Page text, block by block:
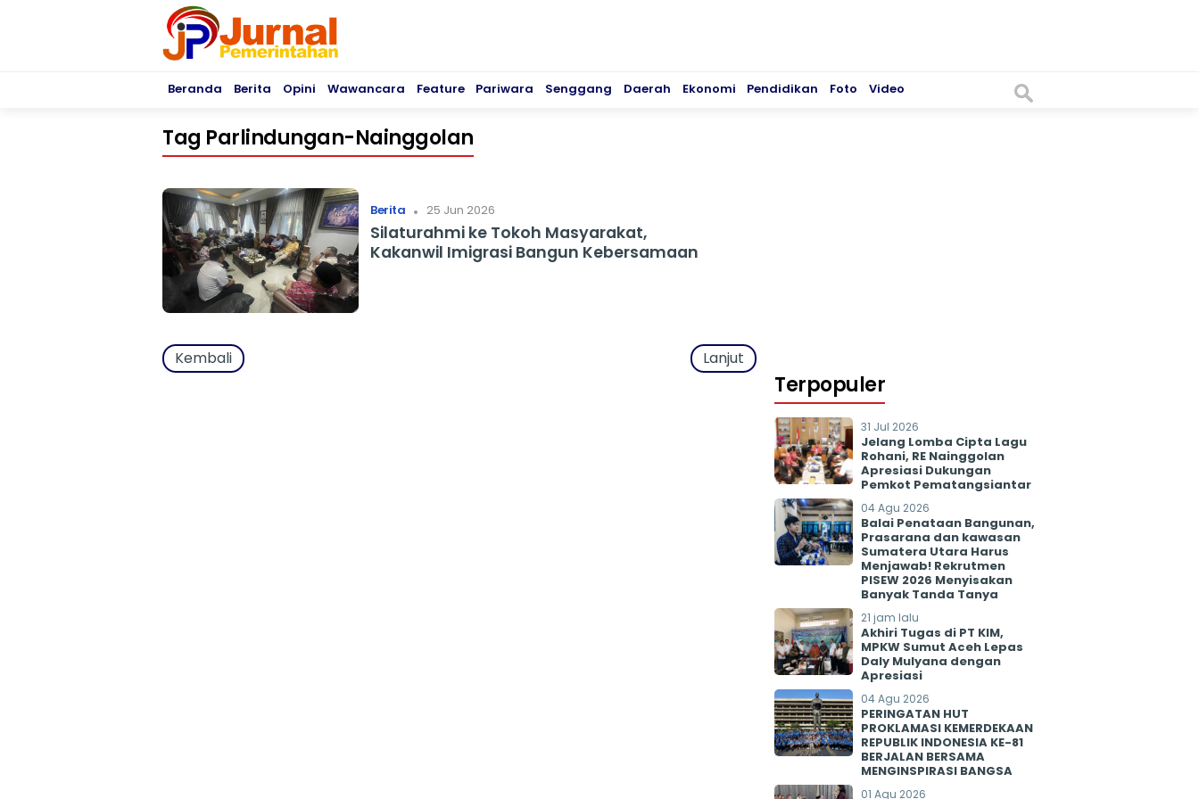
Beranda Berita Opini Wawancara Feature Pariwara Senggang Daerah Ekonomi Pendidikan Foto Video
Tag Parlindungan-Nainggolan
Berita . 25 Jun 2026
Silaturahmi ke Tokoh Masyarakat,
Kakanwil Imigrasi Bangun Kebersamaan
Kembali Lanjut
Terpopuler
31 Jul 2026
Jelang Lomba Cipta Lagu
Rohani, RE Nainggolan
Apresiasi Dukungan
Pemkot Pematangsiantar
04 Agu 2026
Balai Penataan Bangunan,
Prasarana dan kawasan
Sumatera Utara Harus
Menjawab! Rekrutmen
PISEW 2026 Menyisakan
Banyak Tanda Tanya
21 jam lalu
Akhiri Tugas di PT KIM,
MPKW Sumut Aceh Lepas
Daly Mulyana dengan
Apresiasi
04 Agu 2026
PERINGATAN HUT
PROKLAMASI KEMERDEKAAN
REPUBLIK INDONESIA KE-81
BERJALAN BERSAMA
MENGINSPIRASI BANGSA
01 Agu 2026